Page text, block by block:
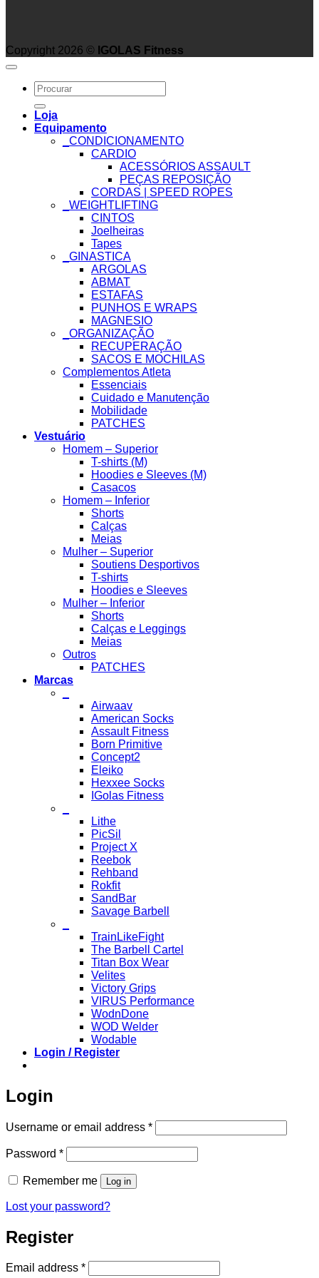
Copyright 2026 © IGOLAS Fitness
Search
for:
Loja
Equipamento
_CONDICIONAMENTO
CARDIO
ACESSÓRIOS ASSAULT
PEÇAS REPOSIÇÃO
CORDAS | SPEED ROPES
_WEIGHTLIFTING
CINTOS
Joelheiras
Tapes
_GINASTICA
ARGOLAS
ABMAT
ESTAFAS
PUNHOS E WRAPS
MAGNESIO
_ORGANIZAÇÃO
RECUPERAÇÃO
SACOS E MOCHILAS
Complementos Atleta
Essenciais
Cuidado e Manutenção
Mobilidade
PATCHES
Vestuário
Homem – Superior
T-shirts (M)
Hoodies e Sleeves (M)
Casacos
Homem – Inferior
Shorts
Calças
Meias
Mulher – Superior
Soutiens Desportivos
T-shirts
Hoodies e Sleeves
Mulher – Inferior
Shorts
Calças e Leggings
Meias
Outros
PATCHES
Marcas
Airwaav
American Socks
Assault Fitness
Born Primitive
Concept2
Eleiko
Hexxee Socks
IGolas Fitness
Lithe
PicSil
Project X
Reebok
Rehband
Rokfit
SandBar
Savage Barbell
TrainLikeFight
The Barbell Cartel
Titan Box Wear
Velites
Victory Grips
VIRUS Performance
WodnDone
WOD Welder
Wodable
Login / Register
Login
Username or email address *Required
Password *Required
Remember me Log in
Lost your password?
Register
Email address *Required